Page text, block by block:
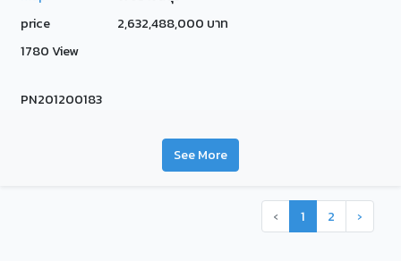
price
2,632,488,000 บาท
1780 View
PN201200183
See More
‹ 1 2 ›